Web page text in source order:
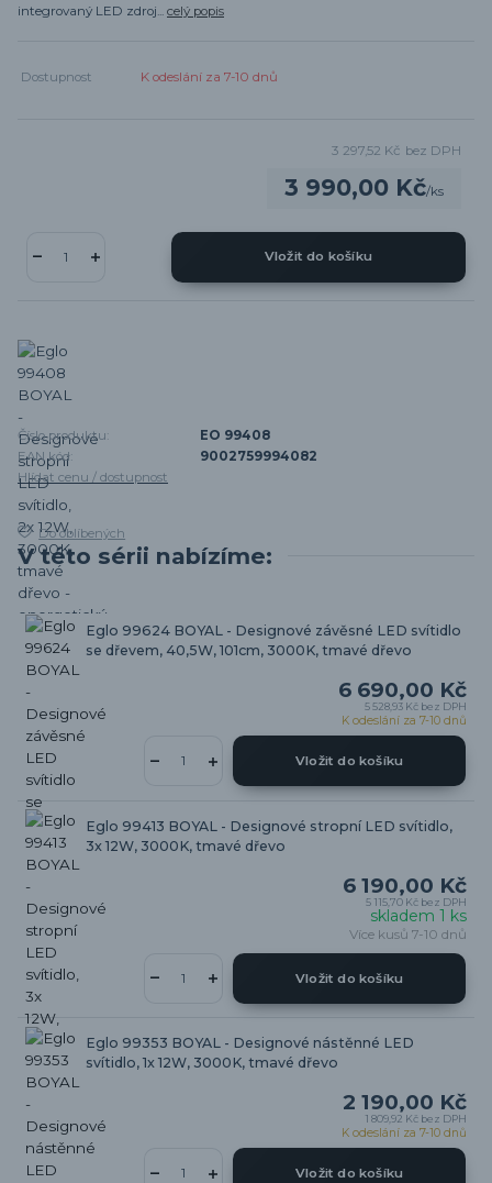
integrovaný LED zdroj... celý popis
Dostupnost K odeslání za 7-10 dnů
3 990,00 Kč/ks
3 297,52 Kč bez DPH
Vložit do košíku
Číslo produktu:
EO 99408
EAN kód:
9002759994082
Hlídat cenu / dostupnost
Do oblíbených
V této sérii nabízíme:
Eglo 99624 BOYAL - Designové závěsné LED svítidlo
se dřevem, 40,5W, 101cm, 3000K, tmavé dřevo
6 690,00 Kč
5 528,93 Kč bez DPH
K odeslání za 7-10 dnů
Vložit do košíku
Eglo 99413 BOYAL - Designové stropní LED svítidlo,
3x 12W, 3000K, tmavé dřevo
6 190,00 Kč
5 115,70 Kč bez DPH
skladem 1 ks
Více kusů 7-10 dnů
Vložit do košíku
Eglo 99353 BOYAL - Designové nástěnné LED
svítidlo, 1x 12W, 3000K, tmavé dřevo
2 190,00 Kč
1 809,92 Kč bez DPH
K odeslání za 7-10 dnů
Vložit do košíku